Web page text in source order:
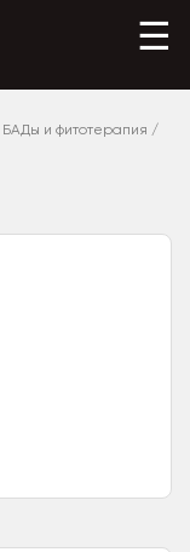
☰
БАДы и фитотерапия /